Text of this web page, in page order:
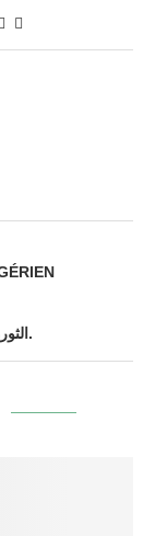
الثورة مستمرة و تساقط خدام العسكر.